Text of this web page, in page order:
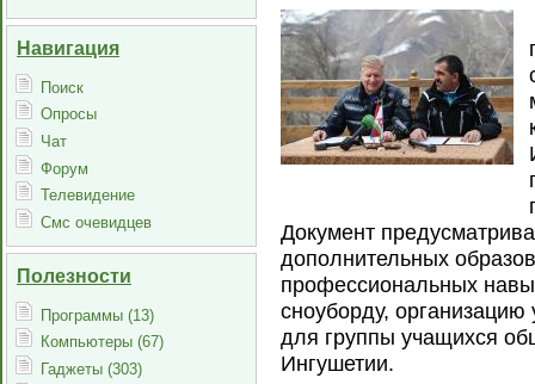
Навигация
Поиск
Опросы
Чат
Форум
Телевидение
Смс очевидцев
Полезности
Программы (13)
Компьютеры (67)
Гаджеты (303)
Документ
дополнительных
профессиональных
сноуборду, организацию
для группы учащихся
Ингушетии.